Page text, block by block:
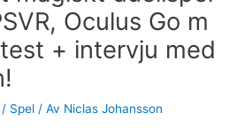
Oculus Go m
+ intervju med
/ Spel / Av Niclas Johansson